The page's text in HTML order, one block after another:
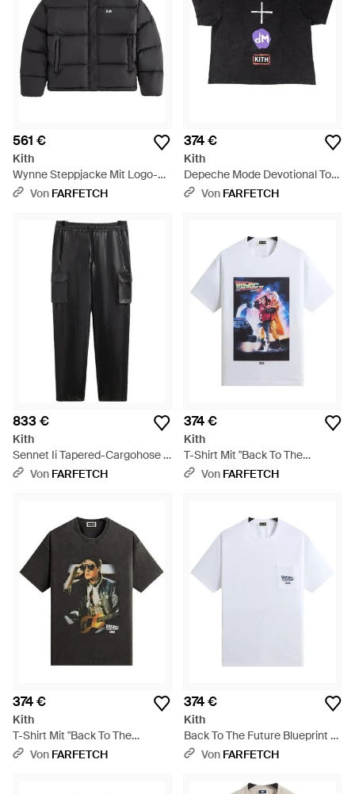
561 €
Kith
Wynne Steppjacke Mit Logo-
Print - Schwarz
Von FARFETCH
374 €
Kith
Depeche Mode Devotional Tour
Alex T-Shirt - Schwarz
Von FARFETCH
833 €
Kith
Sennet Ii Tapered-Cargohose -
Schwarz
Von FARFETCH
374 €
Kith
T-Shirt Mit "Back To The
Future"-Print - Weiß
Von FARFETCH
374 €
Kith
T-Shirt Mit "Back To The
Future"-Print - Schwarz
Von FARFETCH
374 €
Kith
Back To The Future Blueprint T-
Shirt - Weiß
Von FARFETCH